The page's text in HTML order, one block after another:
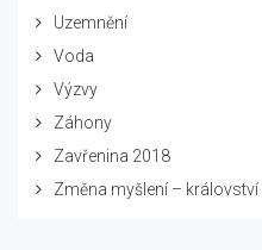
Uzemnění
Voda
Výzvy
Záhony
Zavřenina 2018
Změna myšlení – království